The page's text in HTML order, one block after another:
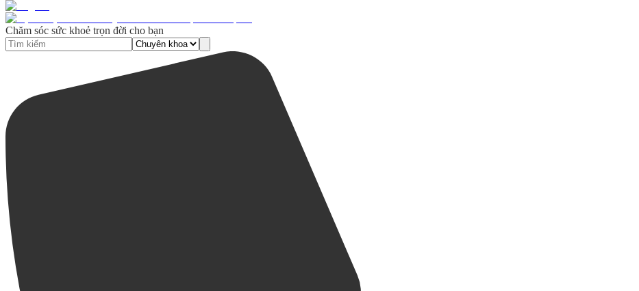
Chăm sóc sức khoẻ trọn đời cho bạn